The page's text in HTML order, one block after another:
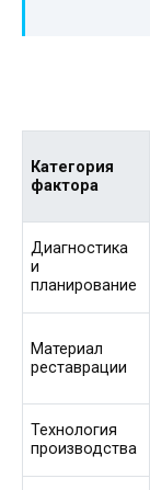
Категория
фактора
Диагностика
и
планирование
Материал
реставрации
Технология
производства